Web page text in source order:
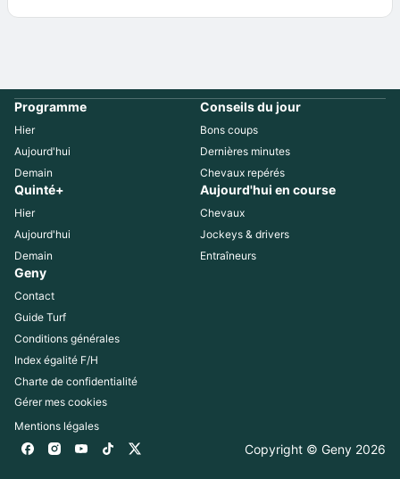
Programme
Hier
Aujourd'hui
Demain
Conseils du jour
Bons coups
Dernières minutes
Chevaux repérés
Quinté+
Hier
Aujourd'hui
Demain
Aujourd'hui en course
Chevaux
Jockeys & drivers
Entraîneurs
Geny
Contact
Guide Turf
Conditions générales
Index égalité F/H
Charte de confidentialité
Gérer mes cookies
Mentions légales
Copyright © Geny 2026